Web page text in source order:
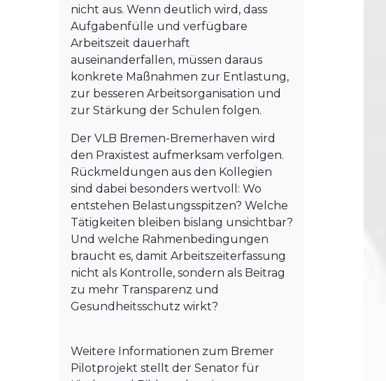
nicht aus. Wenn deutlich wird, dass
Aufgabenfülle und verfügbare
Arbeitszeit dauerhaft
auseinanderfallen, müssen daraus
konkrete Maßnahmen zur Entlastung,
zur besseren Arbeitsorganisation und
zur Stärkung der Schulen folgen.
Der VLB Bremen-Bremerhaven wird
den Praxistest aufmerksam verfolgen.
Rückmeldungen aus den Kollegien
sind dabei besonders wertvoll: Wo
entstehen Belastungsspitzen? Welche
Tätigkeiten bleiben bislang unsichtbar?
Und welche Rahmenbedingungen
braucht es, damit Arbeitszeiterfassung
nicht als Kontrolle, sondern als Beitrag
zu mehr Transparenz und
Gesundheitsschutz wirkt?
Weitere Informationen zum Bremer
Pilotprojekt stellt der Senator für